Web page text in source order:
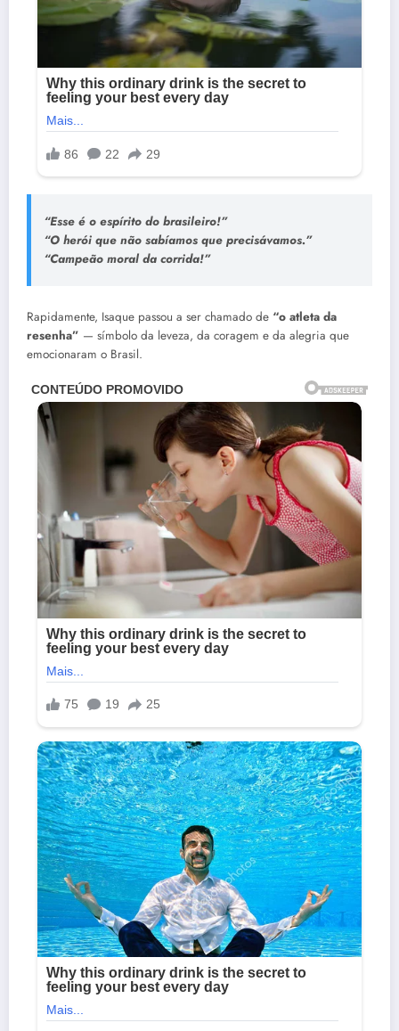
“Esse é o espírito do brasileiro!”
“O herói que não sabíamos que precisávamos.”
“Campeão moral da corrida!”
Rapidamente, Isaque passou a ser chamado de “o atleta da
resenha” — símbolo da leveza, da coragem e da alegria que
emocionaram o Brasil.